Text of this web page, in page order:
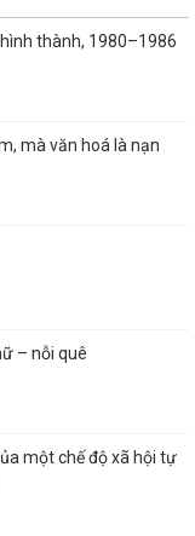
thành, 1980–1986
mà văn hoá là nạn
– nỗi quê
một chế độ xã hội tự